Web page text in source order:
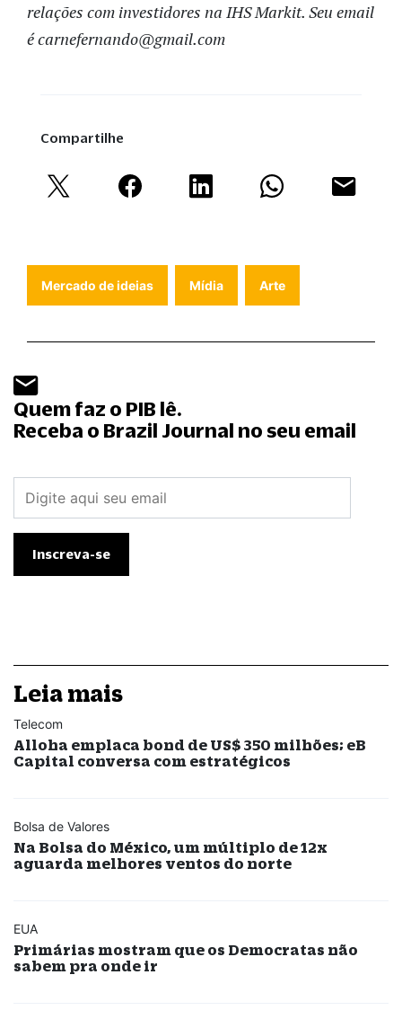
relações com investidores na IHS Markit. Seu email
é carnefernando@gmail.com
Compartilhe
Mercado de ideias Mídia Arte
Quem faz o PIB lê.
Receba o Brazil Journal no seu email
Leia mais
Telecom
Alloha emplaca bond de US$ 350 milhões; eB
Capital conversa com estratégicos
Bolsa de Valores
Na Bolsa do México, um múltiplo de 12x
aguarda melhores ventos do norte
EUA
Primárias mostram que os Democratas não
sabem pra onde ir